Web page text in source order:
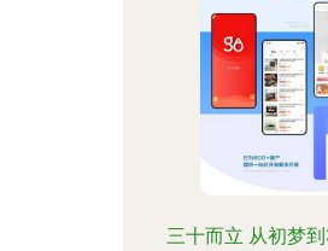
三十而立 从初梦